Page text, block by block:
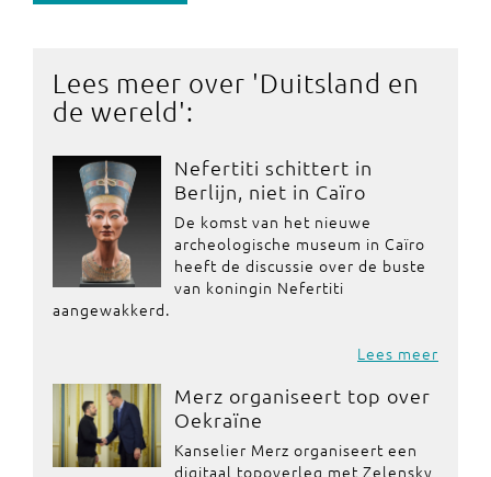
Lees meer over 'Duitsland en
de wereld':
Nefertiti schittert in
Berlijn, niet in Caïro
De komst van het nieuwe
archeologische museum in Caïro
heeft de discussie over de buste
van koningin Nefertiti
aangewakkerd.
Lees meer
Merz organiseert top over
Oekraïne
Kanselier Merz organiseert een
digitaal topoverleg met Zelensky